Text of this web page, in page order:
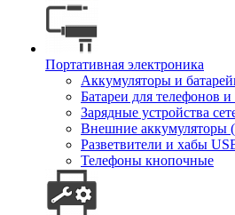
Портативная электроника
Аккумуляторы и
Батареи для телефонов
Зарядные устройства
Внешние аккумуляторы
Разветвители и хабы
Телефоны кнопочные